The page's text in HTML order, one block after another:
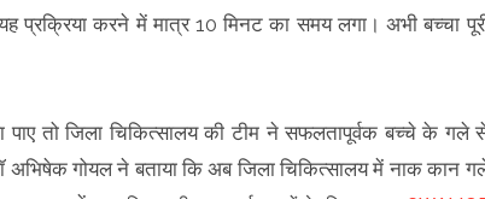
यह प्रक्रिया करने में मात्र 10 मिनट का समय लगा। अभी बच्चा
तो जिला चिकित्सालय की टीम ने सफलतापूर्वक बच्चे के गले
अभिषेक गोयल ने बताया कि अब जिला चिकित्सालय में नाक कान